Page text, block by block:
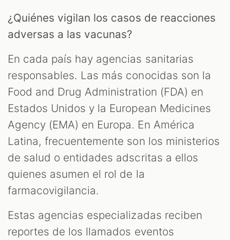
¿Quiénes vigilan los casos de reacciones
adversas a las vacunas?
En cada país hay agencias sanitarias
responsables. Las más conocidas son la
Food and Drug Administration (FDA) en
Estados Unidos y la European Medicines
Agency (EMA) en Europa. En América
Latina, frecuentemente son los ministerios
de salud o entidades adscritas a ellos
quienes asumen el rol de la
farmacovigilancia.
Estas agencias especializadas reciben
reportes de los llamados eventos